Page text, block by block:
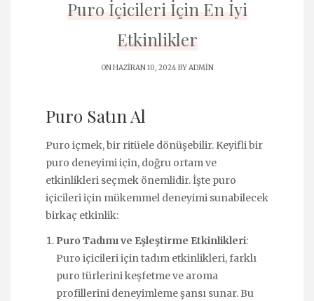
Puro İçicileri İçin En İyi
Etkinlikler
ON HAZIRAN 10, 2024 BYADMIN
Puro Satın Al
Puro içmek, bir ritüele dönüşebilir. Keyifli bir
puro deneyimi için, doğru ortam ve
etkinlikleri seçmek önemlidir. İşte puro
içicileri için mükemmel deneyimi sunabilecek
birkaç etkinlik:
Puro Tadımı ve Eşleştirme Etkinlikleri:
Puro içicileri için tadım etkinlikleri, farklı
puro türlerini keşfetme ve aroma
profillerini deneyimleme şansı sunar. Bu